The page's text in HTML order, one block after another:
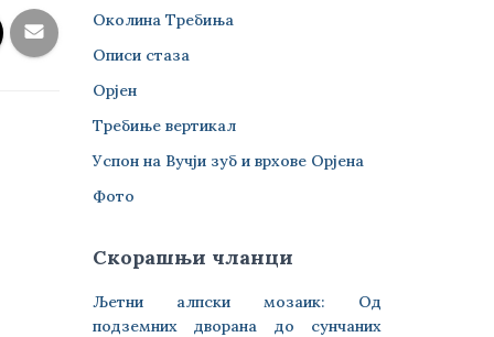
Околина Требиња
Описи стаза
Орјен
Требиње вертикал
Успон на Вучји зуб и врхове Орјена
Фото
Скорашњи чланци
Љетни алпски мозаик: Од
подземних дворана до сунчаних